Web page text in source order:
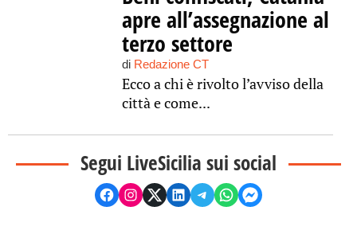
apre all’assegnazione al
terzo settore
di Redazione CT
Ecco a chi è rivolto l’avviso della
città e come...
Segui LiveSicilia sui social